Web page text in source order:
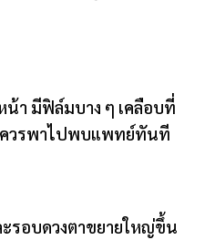
น้า มีฟิล์มบาง ๆ เคลือบที่
ควรพาไปพบแพทย์ทันที
รอบดวงตาขยายใหญ่ขึ้น